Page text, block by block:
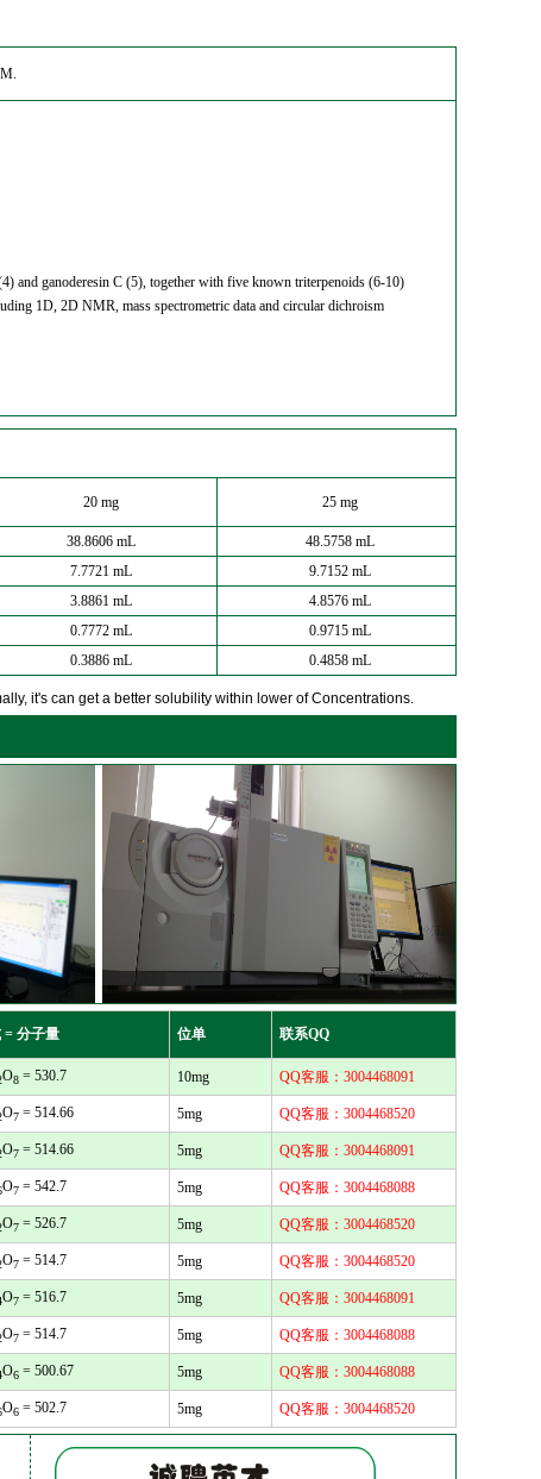
and ganoderesin C (5), together with five known triterpenoids (6-10)
1D, 2D NMR, mass spectrometric data and circular dichroism
20 mg 25 mg
38.8606 mL
48.5758 mL
7.7721 mL
9.7152 mL
3.8861 mL
4.8576 mL
0.7772 mL
0.9715 mL
0.3886 mL 0.4858 mL
it's can get a better solubility within lower of Concentrations.
= 分子量 位单 联系QQ
O8 = 530.7 10mg QQ客服：3004468091
O7 = 514.66 5mg QQ客服：3004468520
O7 = 514.66 5mg QQ客服：3004468091
O7 = 542.7 5mg QQ客服：3004468088
O7 = 526.7 5mg QQ客服：3004468520
O7 = 514.7 5mg QQ客服：3004468520
O7 = 516.7 5mg QQ客服：3004468091
O7 = 514.7 5mg QQ客服：3004468088
O6 = 500.67 5mg QQ客服：3004468088
O6 = 502.7 5mg QQ客服：3004468520